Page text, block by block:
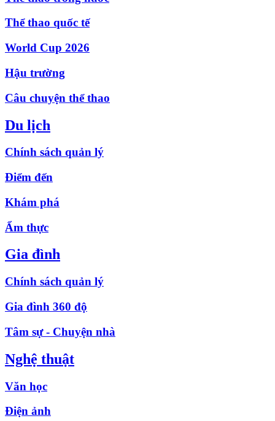
Thể thao quốc tế
World Cup 2026
Hậu trường
Câu chuyện thể thao
Du lịch
Chính sách quản lý
Điểm đến
Khám phá
Ẩm thực
Gia đình
Chính sách quản lý
Gia đình 360 độ
Tâm sự - Chuyện nhà
Nghệ thuật
Văn học
Điện ảnh